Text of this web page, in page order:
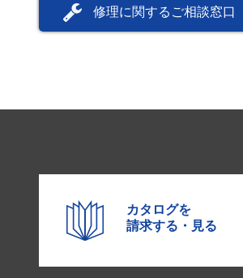
修理に関するご相談窓口
カタログを
請求する・見る